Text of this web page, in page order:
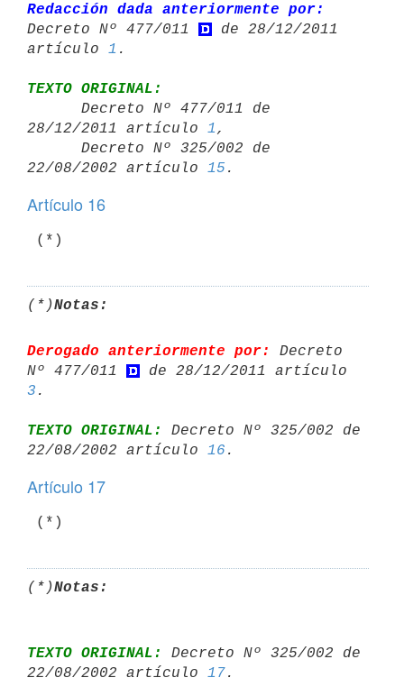
Redacción dada anteriormente por:
Decreto Nº 477/011
de 28/12/2011
artículo 1
TEXTO ORIGINAL:
28/12/2011 artículo 1 ,
22/08/2002 artículo 15
Artículo 16
(*)Notas:
Derogado anteriormente por:
Decreto
Nº 477/011
3
TEXTO ORIGINAL:
Decreto Nº 325/002 de
22/08/2002 artículo 16
Artículo 17
(*)
(*)Notas:
TEXTO ORIGINAL:
Decreto Nº 325/002 de
22/08/2002 artículo 17